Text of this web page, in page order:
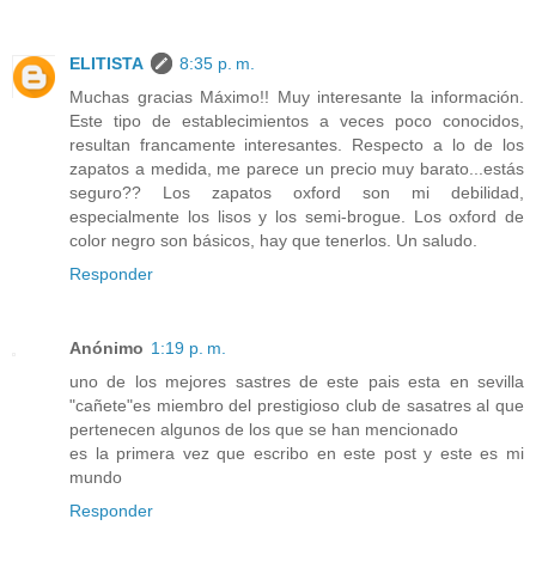
ELITISTA
8:35 p. m.
Muchas gracias Máximo!! Muy interesante la información.
Este tipo de establecimientos a veces poco conocidos,
resultan francamente interesantes. Respecto a lo de los
zapatos a medida, me parece un precio muy barato...estás
seguro?? Los zapatos oxford son mi debilidad,
especialmente los lisos y los semi-brogue. Los oxford de
color negro son básicos, hay que tenerlos. Un saludo.
Responder
Anónimo 1:19 p. m.
uno de los mejores sastres de este pais esta en sevilla
"cañete"es miembro del prestigioso club de sasatres al que
pertenecen algunos de los que se han mencionado
es la primera vez que escribo en este post y este es mi
mundo
Responder